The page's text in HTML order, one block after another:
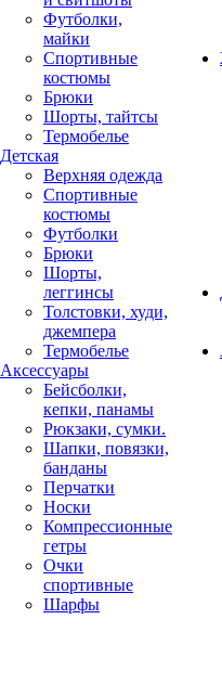
Футболки,
майки
Спортивные
костюмы
Брюки
Шорты, тайтсы
Термобелье
Детская
Верхняя одежда
Спортивные
костюмы
Футболки
Брюки
Шорты,
леггинсы
Толстовки, худи,
джемпера
Термобелье
Аксессуары
Бейсболки,
кепки, панамы
Рюкзаки, сумки.
Шапки, повязки,
банданы
Перчатки
Носки
Компрессионные
гетры
Очки
спортивные
Шарфы